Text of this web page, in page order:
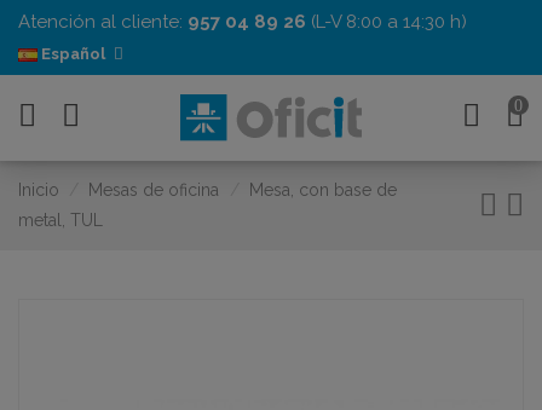
Atención al cliente: 957 04 89 26 (L-V 8:00 a 14:30 h)
Español
0
Inicio Mesas de oficina
Mesa, con base de
metal, TUL